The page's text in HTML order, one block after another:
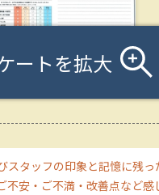
ートを拡大
スタッフの印象と記憶に残っ
不安・ご不満・改善点など感